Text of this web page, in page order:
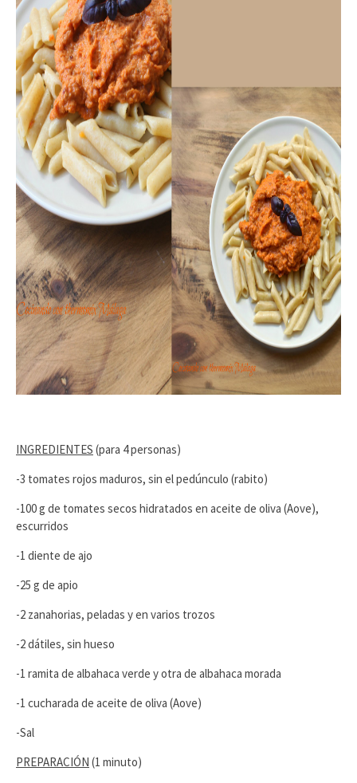
INGREDIENTES (para 4 personas)
-3 tomates rojos maduros, sin el pedúnculo (rabito)
-100 g de tomates secos hidratados en aceite de oliva (Aove),
escurridos
-1 diente de ajo
-25 g de apio
-2 zanahorias, peladas y en varios trozos
-2 dátiles, sin hueso
-1 ramita de albahaca verde y otra de albahaca morada
-1 cucharada de aceite de oliva (Aove)
-Sal
PREPARACIÓN (1 minuto)